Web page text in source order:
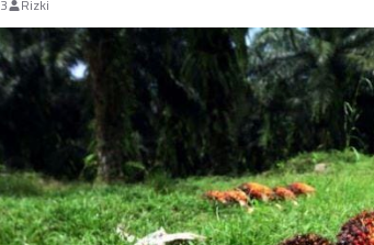
Rizki